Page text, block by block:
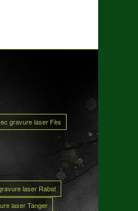
gravure laser Fès
laser Rabat
laser Tanger